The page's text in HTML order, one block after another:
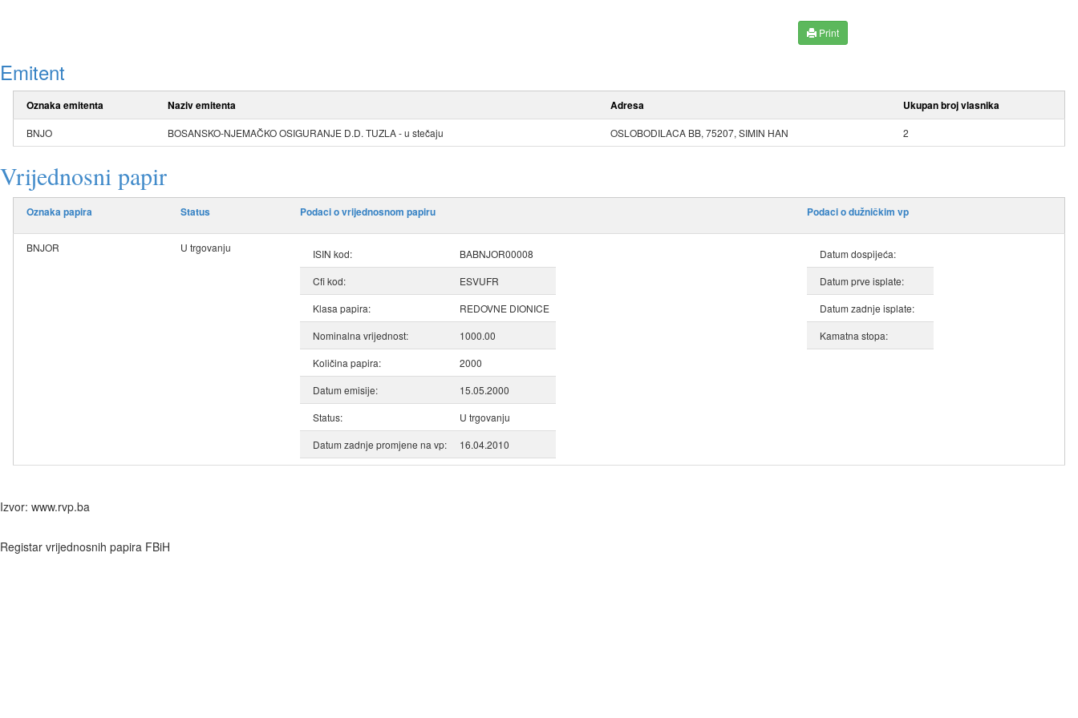
Print
Emitent
Oznaka emitenta Naziv emitenta Adresa Ukupan broj vlasnika
BNJO BOSANSKO-NJEMAČKO OSIGURANJE D.D. TUZLA - u stečaju OSLOBODILACA BB, 75207, SIMIN HAN 2
Vrijednosni papir
Oznaka papira Status Podaci o vrijednosnom papiru Podaci o dužničkim vp
BNJOR U trgovanju ISIN kod:
BABNJOR00008
Cfi kod:
ESVUFR
Klasa papira:
REDOVNE DIONICE
Nominalna vrijednost:
1000.00
Količina papira:
2000
Datum emisije:
15.05.2000
Status:
U trgovanju
Datum zadnje promjene na vp:
16.04.2010
Datum dospijeća:
Datum prve isplate:
Datum zadnje isplate:
Kamatna stopa:
Izvor: www.rvp.ba
Registar vrijednosnih papira FBiH